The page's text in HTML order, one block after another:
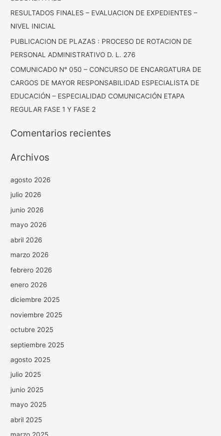
RESULTADOS FINALES – EVALUACION DE EXPEDIENTES –
NIVEL INICIAL
PUBLICACION DE PLAZAS : PROCESO DE ROTACION DE
PERSONAL ADMINISTRATIVO D. L. 276
COMUNICADO N° 050 – CONCURSO DE ENCARGATURA DE
CARGOS DE MAYOR RESPONSABILIDAD ESPECIALISTA DE
EDUCACIÓN – ESPECIALIDAD COMUNICACIÓN ETAPA
REGULAR FASE 1 Y FASE 2
Comentarios recientes
Archivos
agosto 2026
julio 2026
junio 2026
mayo 2026
abril 2026
marzo 2026
febrero 2026
enero 2026
diciembre 2025
noviembre 2025
octubre 2025
septiembre 2025
agosto 2025
julio 2025
junio 2025
mayo 2025
abril 2025